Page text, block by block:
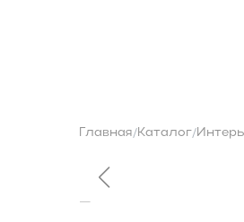
Главная/Каталог/